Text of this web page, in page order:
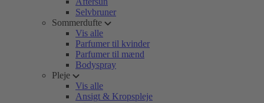
Selvbruner
Sommerdufte
Vis alle
Parfumer til kvinder
Parfumer til mænd
Bodyspray
Pleje
Vis alle
Ansigt & Kropspleje